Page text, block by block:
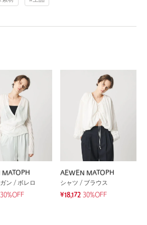
MATOPH
ン / ボレロ
30%OFF
AEWEN MATOPH
シャツ / ブラウス
¥18,172 30%OFF